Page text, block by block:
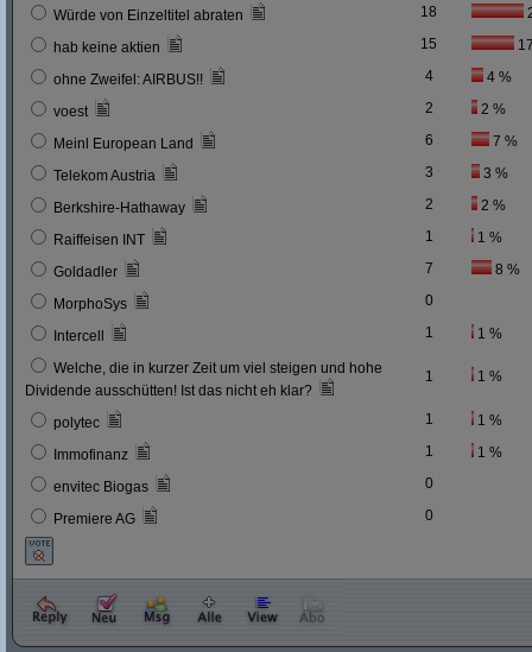
Würde von Einzeltitel abraten 18
hab keine aktien 15
ohne Zweifel: AIRBUS!! 4 4 %
voest 2 2 %
Meinl European Land 6 7 %
Telekom Austria 3 3 %
Berkshire-Hathaway 2 2 %
Raiffeisen INT 1 1 %
Goldadler 7 8 %
MorphoSys 0
Intercell 1 1 %
Welche, die in kurzer Zeit um viel steigen und hohe
Dividende ausschütten! Ist das nicht eh klar?
1 1 %
polytec 1 1 %
Immofinanz 1 1 %
envitec Biogas 0
Premiere AG 0